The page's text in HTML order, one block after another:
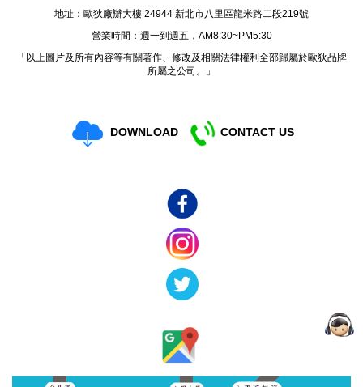
地址：歐狄廠辦大樓 24944 新北市八里區龍米路二段219號
營業時間：週一到週五，AM8:30~PM5:30
「以上圖片及所有內容等有關著作、修改及相關法律權利全部歸屬於歐狄品牌
所屬之公司。」
DOWNLOAD CONTACT US